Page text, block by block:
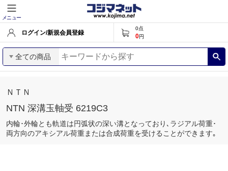
メニュー
ログイン/新規会員登録
0点
0円
全ての商品
ＮＴＮ
NTN 深溝玉軸受 6219C3
内輪･外輪とも軌道は円弧状の深い溝となっており､ラジアル荷重･
両方向のアキシアル荷重または合成荷重を受けることができます｡